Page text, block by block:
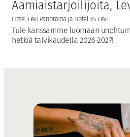
Aamiaistarjoilijoita,
Hotel Levi Panorama ja Hotel K5 Levi
Tule kanssamme luomaan
hetkiä talvikaudella 2026-2027!